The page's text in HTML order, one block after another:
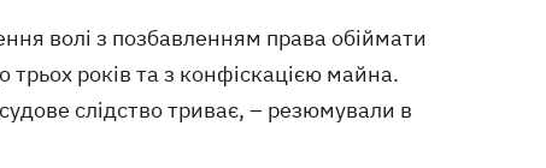
волі з позбавленням права обіймати
років та з конфіскацією майна.
слідство триває, – резюмували в